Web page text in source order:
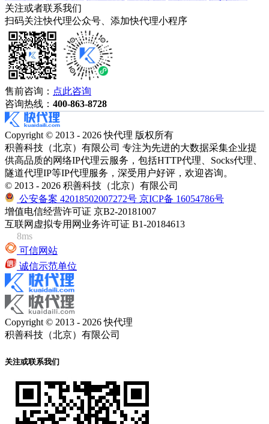
关注或者联系我们
扫码关注快代理公众号、添加快代理小程序
售前咨询： 点此咨询
咨询热线： 400-863-8728
Copyright © 2013 - 2026 快代理 版权所有
积善科技（北京）有限公司 专注为先进的大数据采集企业提
供高品质的网络IP代理云服务，包括HTTP代理、Socks代理、
隧道代理IP等IP代理服务，深受用户好评，欢迎咨询。
© 2013 - 2026 积善科技（北京）有限公司
公安备案 42018502007272号 京ICP备 16054786号
增值电信经营许可证 京B2-20181007
互联网虚拟专用网业务许可证 B1-20184613
8ms
可信网站
诚信示范单位
Copyright © 2013 - 2026 快代理
积善科技（北京）有限公司
关注或联系我们